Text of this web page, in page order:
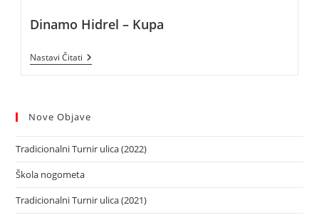
Dinamo Hidrel – Kupa
Nastavi Čitati
Nove Objave
Tradicionalni Turnir ulica (2022)
Škola nogometa
Tradicionalni Turnir ulica (2021)